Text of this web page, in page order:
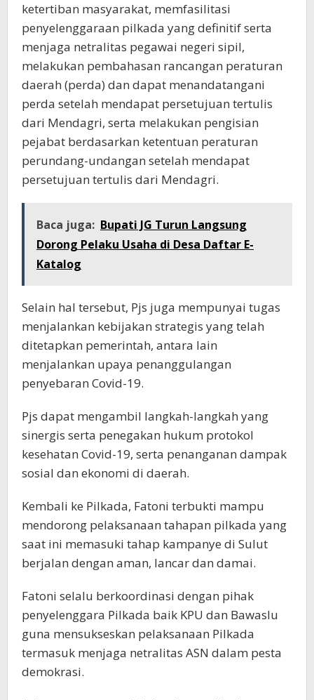
ketertiban masyarakat, memfasilitasi
penyelenggaraan pilkada yang definitif serta
menjaga netralitas pegawai negeri sipil,
melakukan pembahasan rancangan peraturan
daerah (perda) dan dapat menandatangani
perda setelah mendapat persetujuan tertulis
dari Mendagri, serta melakukan pengisian
pejabat berdasarkan ketentuan peraturan
perundang-undangan setelah mendapat
persetujuan tertulis dari Mendagri.
Baca juga: Bupati JG Turun Langsung
Dorong Pelaku Usaha di Desa Daftar E-
Katalog
Selain hal tersebut, Pjs juga mempunyai tugas
menjalankan kebijakan strategis yang telah
ditetapkan pemerintah, antara lain
menjalankan upaya penanggulangan
penyebaran Covid-19.
Pjs dapat mengambil langkah-langkah yang
sinergis serta penegakan hukum protokol
kesehatan Covid-19, serta penanganan dampak
sosial dan ekonomi di daerah.
Kembali ke Pilkada, Fatoni terbukti mampu
mendorong pelaksanaan tahapan pilkada yang
saat ini memasuki tahap kampanye di Sulut
berjalan dengan aman, lancar dan damai.
Fatoni selalu berkoordinasi dengan pihak
penyelenggara Pilkada baik KPU dan Bawaslu
guna mensukseskan pelaksanaan Pilkada
termasuk menjaga netralitas ASN dalam pesta
demokrasi.